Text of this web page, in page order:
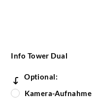
Info Tower Dual
Optional:
Kamera-Aufnahme